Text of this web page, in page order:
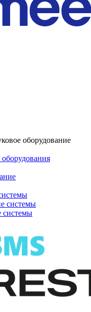
оборудование
оборудования
системы
системы